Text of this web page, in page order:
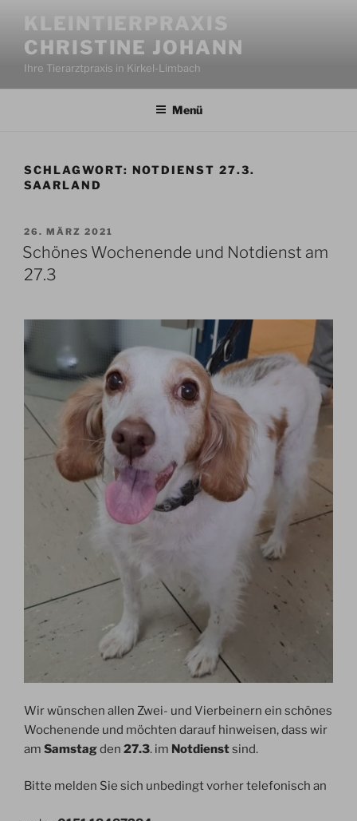
Inhalt
springen
KLEINTIERPRAXIS
CHRISTINE JOHANN
Ihre Tierarztpraxis in Kirkel-Limbach
Menü
SCHLAGWORT: NOTDIENST 27.3.
SAARLAND
VERÖFFENTLICHT
AM
26. MÄRZ 2021
Schönes Wochenende und Notdienst am
27.3
Wir wünschen allen Zwei- und Vierbeinern ein schönes
Wochenende und möchten darauf hinweisen, dass wir
am Samstagden 27.3. im Notdienstsind.
Bitte melden Sie sich unbedingt vorher telefonisch an